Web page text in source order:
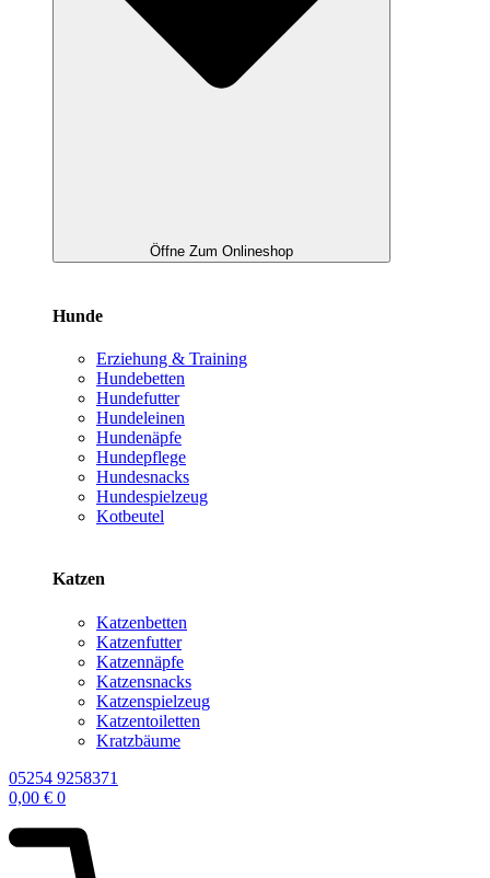
Öffne Zum Onlineshop
Hunde
Erziehung & Training
Hundebetten
Hundefutter
Hundeleinen
Hundenäpfe
Hundepflege
Hundesnacks
Hundespielzeug
Kotbeutel
Katzen
Katzenbetten
Katzenfutter
Katzennäpfe
Katzensnacks
Katzenspielzeug
Katzentoiletten
Kratzbäume
05254 9258371
0,00 € 0